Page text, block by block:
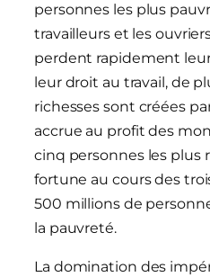
personnes les plus
travailleurs et les
perdent rapidement
leur droit au travail, de
richesses sont créées
accrue au profit des
cinq personnes les plus
fortune au cours des
500 millions de
la pauvreté.
La domination des